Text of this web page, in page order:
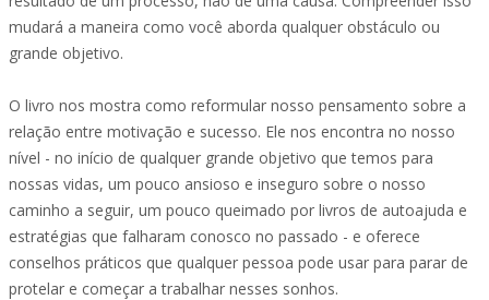
mudará a maneira como você aborda qualquer obstáculo ou
grande objetivo.
O livro nos mostra como reformular nosso pensamento sobre a
relação entre motivação e sucesso. Ele nos encontra no nosso
nível - no início de qualquer grande objetivo que temos para
nossas vidas, um pouco ansioso e inseguro sobre o nosso
caminho a seguir, um pouco queimado por livros de autoajuda e
estratégias que falharam conosco no passado - e oferece
conselhos práticos que qualquer pessoa pode usar para parar de
protelar e começar a trabalhar nesses sonhos.